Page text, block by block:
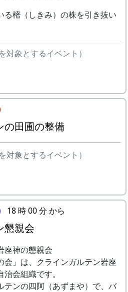
る樒（しきみ）の株を引き抜い
対象とするイベント）
の田圃の整備
対象とするイベント）
18 時 00 分 から
懇親会
座神の懇親会
会」は、クラインガルテン岩座
会組織です。
テンの四阿（あずまや）で、バ